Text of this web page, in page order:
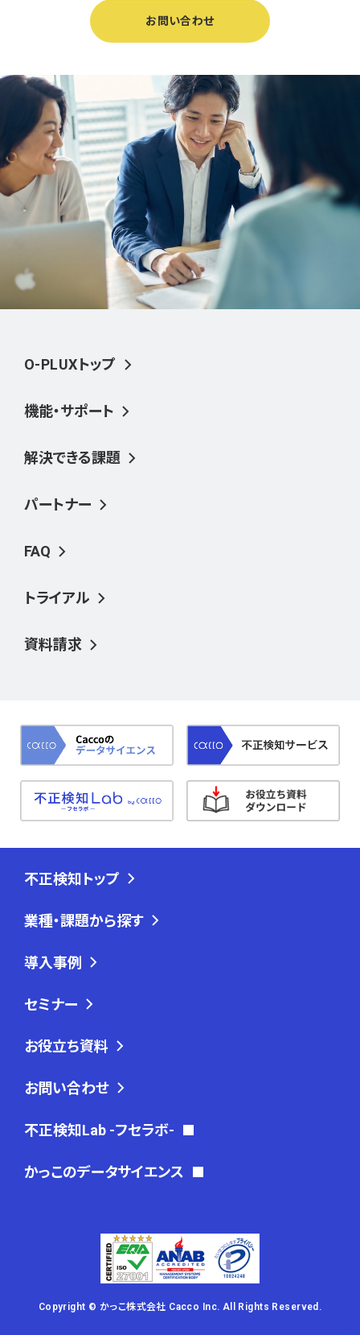
お問い合わせ
O-PLUXトップ
機能・サポート
解決できる課題
パートナー
FAQ
トライアル
資料請求
不正検知トップ
業種・課題から探す
導入事例
セミナー
お役立ち資料
お問い合わせ
不正検知Lab -フセラボ-
かっこのデータサイエンス
Copyright © かっこ株式会社 Cacco Inc. All Rights Reserved.